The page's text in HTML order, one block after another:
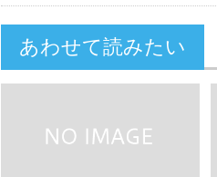
あわせて読みたい